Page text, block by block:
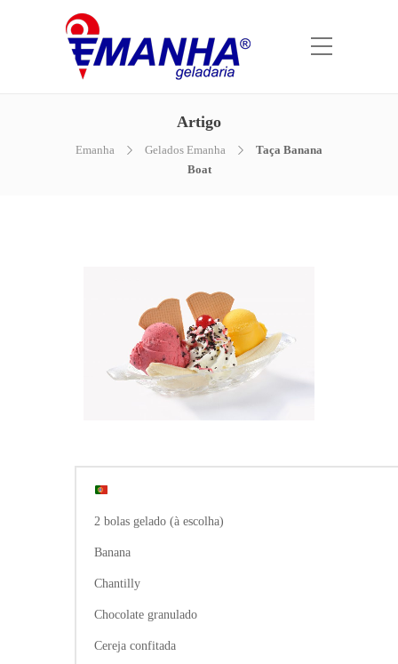
Artigo
Emanha Gelados Emanha
Taça Banana
Boat
2 bolas gelado (à escolha)
Banana
Chantilly
Chocolate granulado
Cereja confitada